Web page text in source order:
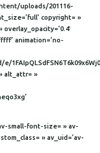
uploads/201116-
copyright= »
animation=’no-
alt_attr= »
small-font-size= » av-
» av_uid=’av-